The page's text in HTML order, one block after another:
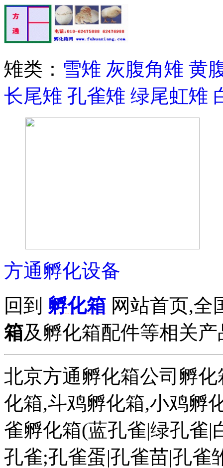
雉类： 雪雉 灰腹角雉 黄
长尾雉 孔雀雉 绿尾虹雉
方通孵化设备
回到 孵化箱 网站首页,全
箱及孵化箱配件等相关产
北京方通孵化箱公司孵
化箱,斗鸡孵化箱,小鸡孵
雀孵化箱(蓝孔雀|绿孔雀|
孔雀;孔雀蛋|孔雀苗|孔雀